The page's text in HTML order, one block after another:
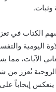
وثبات.
الكتاب في
اليومية
الآيات، مما
تُعزز من
إيجاباً على